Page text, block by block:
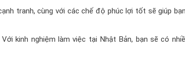
tranh, cùng với các chế độ phúc lợi tốt sẽ giúp
kinh nghiệm làm việc tại Nhật Bản, bạn sẽ có